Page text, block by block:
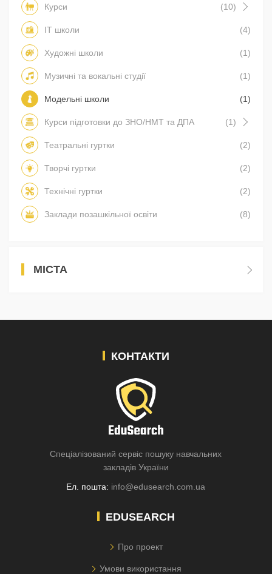
Курси (10)
IT школи (4)
Художні школи (1)
Музичні та вокальні студії (1)
Модельні школи (1)
Курси підготовки до ЗНО/НМТ та ДПА (1)
Театральні гуртки (2)
Творчі гуртки (2)
Технічні гуртки (2)
Заклади позашкільної освіти (8)
МІСТА
КОНТАКТИ
Спеціалізований сервіс пошуку навчальних
закладів України
Ел. пошта: info@edusearch.com.ua
EDUSEARCH
Про проект
Умови використання